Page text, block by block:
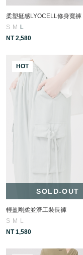
柔塑挺感LYOCELL修身寬褲
S M L
NT 2,580
SOLD-OUT
HOT
輕盈剛柔並濟工裝長褲
S M
L
NT 1,580